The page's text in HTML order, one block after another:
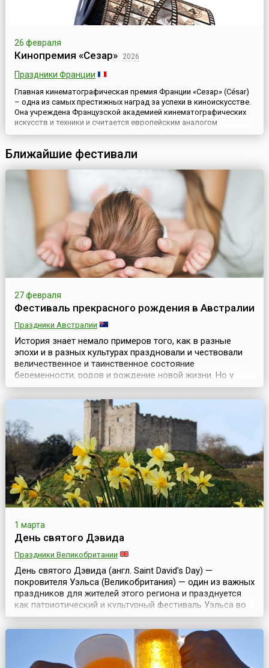
26 февраля
Кинопремия «Сезар» 2026
Праздники Франции
Главная кинематографическая премия Франции «Сезар» (César)
– одна из самых престижных наград за успехи в киноискусстве.
Она учреждена Французской академией кинематографических
искусств и техники и считается европейским аналогом
«Оскара».Идею премии предложил в 1974 году продюсер и
Он назвал ее в честь своего друга – скульптора, известного...
Ближайшие фестивали
27 февраля
Фестиваль прекрасного рождения в Австралии
Праздники Австралии
История знает немало примеров того, как в разные
эпохи и в разных культурах праздновали и чествовали
величественное и таинственное состояние
беременности, родов и рождение новой жизни. Но у
таких празднований был еще и дополнительный смысл
— это воспитание у женщины-матери внутренней силы и
уверенности в себе для того, чтобы вступить на
нелегкий путь воспитания ребенка и достойно его
пройти.Др...
1 марта
День святого Дэвида
Праздники Великобритании
День святого Дэвида (англ. Saint David's Day) —
покровителя Уэльса (Великобритания) — один из важных
праздников для жителей этого региона и празднуется
как патриотический и культурный фестиваль Уэльса во
всем мире. Чествовать святого будут не только
валлийцы, но и жители других стран, предки которых
жили в Уэльсе. В Нью-Йорке (США) небоскреб Эмпайр
Стейт Билдинг будет подсвечен в зелено-красно-бел...